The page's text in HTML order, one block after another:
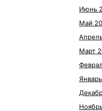
Июнь
Май
Март